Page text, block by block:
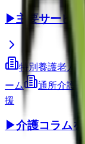
▶主要サービス
特別養護老人
ーム
通所介護(
援
▶介護コラム